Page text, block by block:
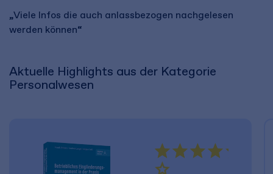
„Viele Infos die auch anlassbezogen nachgelesen
werden können“
Aktuelle Highlights aus der Kategorie
Personalwesen